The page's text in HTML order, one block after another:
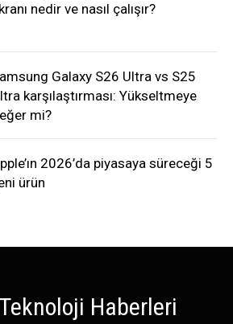
nedir ve nasıl çalışır?
Galaxy S26 Ultra vs S25
karşılaştırması: Yükseltmeye
mi?
2026’da piyasaya süreceği 5
ürün
Haberleri